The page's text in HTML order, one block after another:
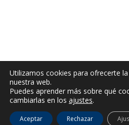
Utilizamos cookies para ofrecerte
nuestra web.
Puedes aprender más sobre qué
cambiarlas en los ajustes.
Aceptar Rechazar